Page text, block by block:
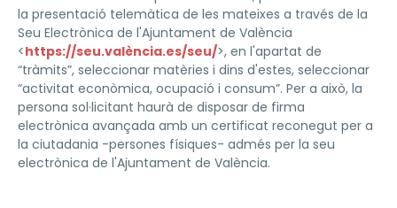
la presentació telemàtica de les mateixes a través de la
Seu Electrònica de l'Ajuntament de València
<https://seu.valència.es/seu/>, en l'apartat de
“tràmits”, seleccionar matèries i dins d'estes, seleccionar
“activitat econòmica, ocupació i consum”. Per a això, la
persona sol·licitant haurà de disposar de firma
electrònica avançada amb un certificat reconegut per a
la ciutadania -persones físiques- admés per la seu
electrònica de l'Ajuntament de València.